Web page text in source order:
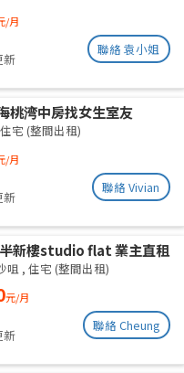
/月
新
聯絡 袁小姐
桃湾中房找女生室友
住宅 (整間出租)
/月
新
聯絡 Vivian
新樓studio flat 業主直租
咀 , 住宅 (整間出租)
元/月
新
聯絡 Cheung